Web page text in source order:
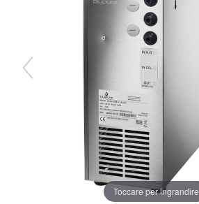
Toccare per ingrandire